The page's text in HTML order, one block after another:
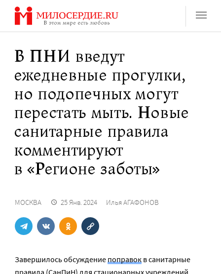
Перейти
содержанию
В ПНИ введут
ежедневные прогулки,
но подопечных могут
перестать мыть. Новые
санитарные правила
комментируют
в «Регионе заботы»
МОСКВА 25 Янв. 2024 Илья АГАФОНОВ
Завершилось обсуждениепоправок в санитарные
правила (СанПиН) для стационарных учреждений